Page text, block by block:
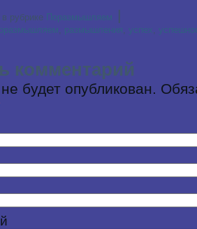
рубрике Поразмышляем |
, размышления, успех,
комментарий
будет опубликован.